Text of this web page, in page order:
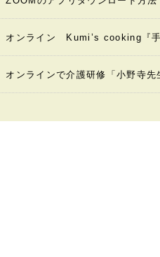
オンライン Kumi’s cooking『手
オンラインで介護研修「小野寺先